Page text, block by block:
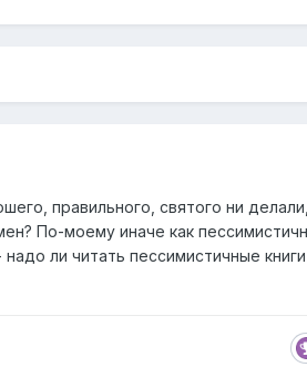
правильного, святого ни
По-моему иначе как
ли читать пессимистичные